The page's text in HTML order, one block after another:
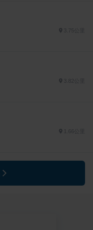
3.75公里